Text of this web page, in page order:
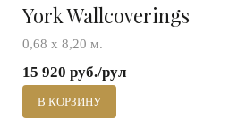
York Wallcoverings
0,68 х 8,20 м.
15 920 руб./рул
В КОРЗИНУ